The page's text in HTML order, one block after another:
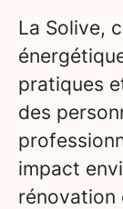
La Solive,
pratiques
des
impact
rénovation